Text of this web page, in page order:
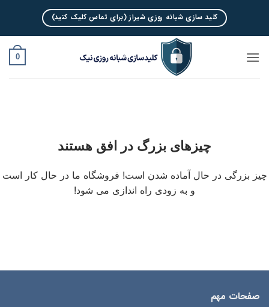
content
کلید سازی شبانه روزی شیراز (برای تماس کلیک کنید)
0
چیزهای بزرگ در افق هستند
چیز بزرگی در حال آماده شدن است! فروشگاه ما در حال کار است
و به زودی راه اندازی می شود!
صفحات مهم